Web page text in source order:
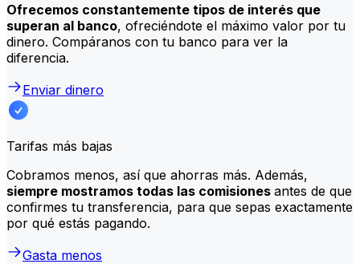
Ofrecemos constantemente tipos de interés que
superan al banco, ofreciéndote el máximo valor por tu
dinero. Compáranos con tu banco para ver la
diferencia.
Enviar dinero
Tarifas más bajas
Cobramos menos, así que ahorras más. Además,
siempre mostramos todas las comisiones antes de que
confirmes tu transferencia, para que sepas exactamente
por qué estás pagando.
Gasta menos